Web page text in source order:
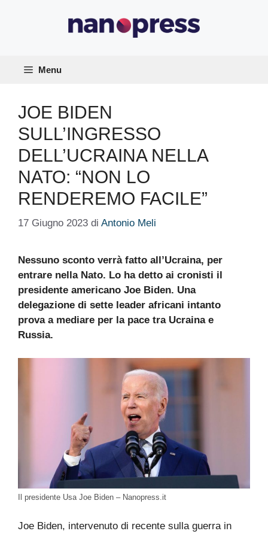
Menu
JOE BIDEN
SULL’INGRESSO
DELL’UCRAINA NELLA
NATO: “NON LO
RENDEREMO FACILE”
17 Giugno 2023 di Antonio Meli
Nessuno sconto verrà fatto all’Ucraina, per
entrare nella Nato. Lo ha detto ai cronisti il
presidente americano Joe Biden. Una
delegazione di sette leader africani intanto
prova a mediare per la pace tra Ucraina e
Russia.
Il presidente Usa Joe Biden – Nanopress.it
Joe Biden, intervenuto di recente sulla guerra in